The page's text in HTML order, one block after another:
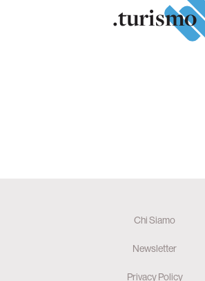
.turismo
Chi Siamo
Newsletter
Privacy Policy